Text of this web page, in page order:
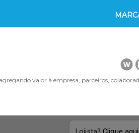
valor à empresa, parceiros,